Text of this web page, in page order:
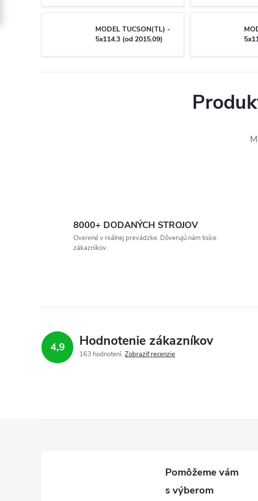
MODEL TUCSON(TL) -
5x114.3 (od 2015.09)
8000+ DODANÝCH STROJOV
Overené v reálnej prevádzke. Dôverujú nám tisíce
zákazníkov.
4,9 Hodnotenie zákazníkov
163 hodnotení Zobraziť recenzie